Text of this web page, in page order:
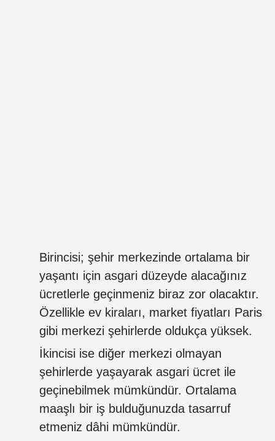
Birincisi; şehir merkezinde ortalama bir
yaşantı için asgari düzeyde alacağınız
ücretlerle geçinmeniz biraz zor olacaktır.
Özellikle ev kiraları, market fiyatları Paris
gibi merkezi şehirlerde oldukça yüksek.
İkincisi ise diğer merkezi olmayan
şehirlerde yaşayarak asgari ücret ile
geçinebilmek mümkündür. Ortalama
maaşlı bir iş bulduğunuzda tasarruf
etmeniz dâhi mümkündür.